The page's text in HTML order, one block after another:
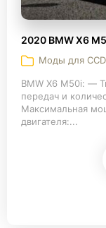
2020 BMW X6
Моды для CCD
BMW X6 M50i: —
передач и
Максимальная
двигателя:...